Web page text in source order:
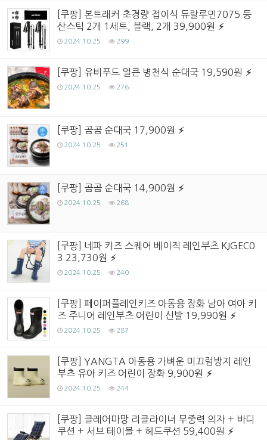
[쿠팡] 본트래커 초경량 접이식 듀랄루민7075 등
산스틱 2개 1세트, 블랙, 2개 39,900원
2024.10.25 299
[쿠팡] 유비푸드 얼큰 병천식 순대국 19,590원
2024.10.25 276
[쿠팡] 곰곰 순대국 17,900원
2024.10.25 251
[쿠팡] 곰곰 순대국 14,900원
2024.10.25 268
[쿠팡] 네파 키즈 스퀘어 베이직 레인부츠 KJGEC0
3 23,730원
2024.10.25 240
[쿠팡] 페이퍼플레인키즈 아동용 장화 남아 여아 키
즈 주니어 레인부츠 어린이 신발 19,990원
2024.10.25 287
[쿠팡] YANGTA 아동용 가벼운 미끄럼방지 레인
부츠 유아 키즈 어린이 장화 9,900원
2024.10.25 244
[쿠팡] 클레어마망 리클라이너 무중력 의자 + 바디
쿠션 + 서브 테이블 + 헤드쿠션 59,400원